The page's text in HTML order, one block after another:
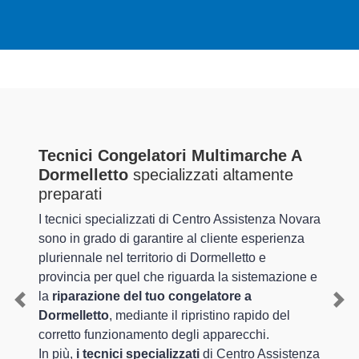
Tecnici Congelatori Multimarche A
Dormelletto specializzati altamente
preparati
I tecnici specializzati di Centro Assistenza Novara
sono in grado di garantire al cliente esperienza
pluriennale nel territorio di Dormelletto e
provincia per quel che riguarda la sistemazione e
la riparazione del tuo congelatore a
Dormelletto, mediante il ripristino rapido del
corretto funzionamento degli apparecchi.
In più, i tecnici specializzati di Centro Assistenza
Previous